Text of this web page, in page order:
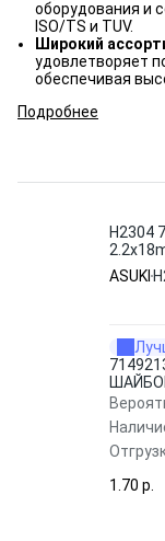
оборудования и
ISO/TS и TUV.
Широкий
удовлетворяет
обеспечивая
Подробнее
H2304
ASUKI
1.70 p.